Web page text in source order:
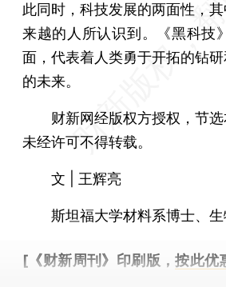
此同时，科技发展的两面性，
来越的人所认识到。《黑科技
面，代表着人类勇于开拓的钻
的未来。
财新网经版权方授权，节选
未经许可不得转载。
文 | 王辉亮
斯坦福大学材料系博士、生
[《财新周刊》印刷版，按此优